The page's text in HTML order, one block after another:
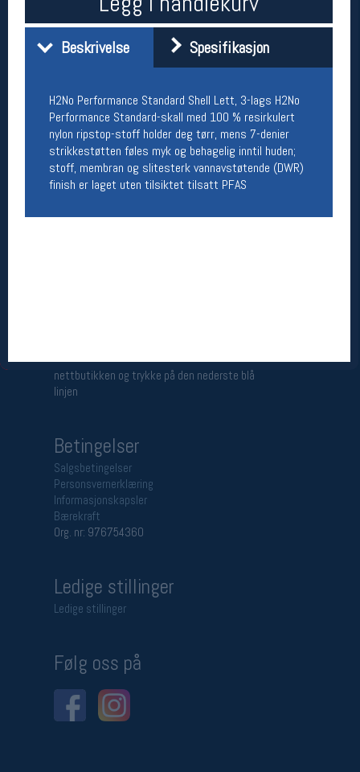
Beskrivelse Spesifikasjon
H2No Performance Standard Shell Lett, 3-lags H2No
Performance Standard-skall med 100 % resirkulert
nylon ripstop-stoff holder deg tørr, mens 7-denier
strikkestøtten føles myk og behagelig inntil huden;
stoff, membran og slitesterk vannavstøtende (DWR)
finish er laget uten tilsiktet tilsatt PFAS
Åpningstider butikk
Man-Fredag:
11-18
Lørdag:
11-16
Team Oslo Sportslager
Medlemstilbud og aktiviteter
For å bestille time må du logge inn i
nettbutikken og trykke på den nederste blå
linjen
Betingelser
Salgsbetingelser
Personsvernerklæring
Informasjonskapsler
Bærekraft
Org. nr: 976754360
Ledige stillinger
Ledige stillinger
Følg oss på